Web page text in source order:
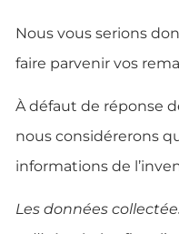
Nous vous serions
faire parvenir vos
À défaut de réponse
nous considérerons
informations de
Les données